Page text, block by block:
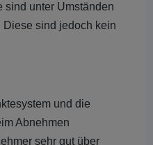
sind unter Umständen
Diese sind jedoch kein
und die
Abnehmen
sehr gut über